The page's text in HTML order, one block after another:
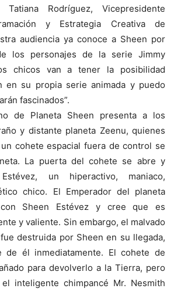
Tatiana Rodríguez, Vicepresidente
y Estrategia Creativa de
audiencia ya conoce a Sheen por
los personajes de la serie Jimmy
chicos van a tener la posibilidad
en su propia serie animada y puedo
fascinados”.
de Planeta Sheen presenta a los
y distante planeta Zeenu, quienes
cohete espacial fuera de control se
La puerta del cohete se abre y
un hiperactivo, maniaco,
chico. El Emperador del planeta
Sheen Estévez y cree que es
y valiente. Sin embargo, el malvado
destruida por Sheen en su llegada,
de él inmediatamente. El cohete de
para devolverlo a la Tierra, pero
inteligente chimpancé Mr. Nesmith